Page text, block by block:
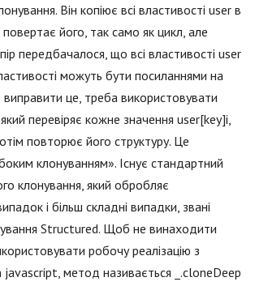
Він копіює всі властивості user в
його, так само як цикл, але
передбачалося, що всі властивості user
можуть бути посиланнями на
це, треба використовувати
перевіряє кожне значення user[key]і,
повторює його структуру. Це
клонуванням». Існує стандартний
клонування, який обробляє
і більш складні випадки, звані
Structured. Щоб не винаходити
робочу реалізацію з
jаvascript, метод називається _.cloneDeep